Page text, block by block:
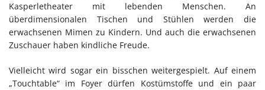
Kasperletheater mit lebenden Menschen. An
überdimensionalen Tischen und Stühlen werden die
erwachsenen Mimen zu Kindern. Und auch die erwachsenen
Zuschauer haben kindliche Freude.
Vielleicht wird sogar ein bisschen weitergespielt. Auf einem
„Touchtable“ im Foyer dürfen Kostümstoffe und ein paar